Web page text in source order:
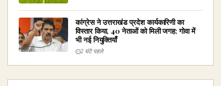
कांग्रेस ने उत्तराखंड प्रदेश कार्यकारिणी का
विस्तार किया, 40 नेताओं को मिली जगह; गोवा में
भी नई नियुक्तियाँ
2 घंटे पहले